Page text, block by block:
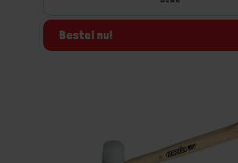
Bestel nu!